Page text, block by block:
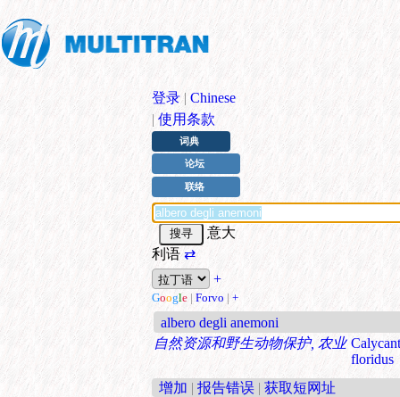
登录 | Chinese
| 使用条款
词典
论坛
联络
意大
利语⇄
+
Google | Forvo | +
albero degli anemoni
自然资源和野生动物保护, 农业
floridus
增加 | 报告错误 | 获取短网址